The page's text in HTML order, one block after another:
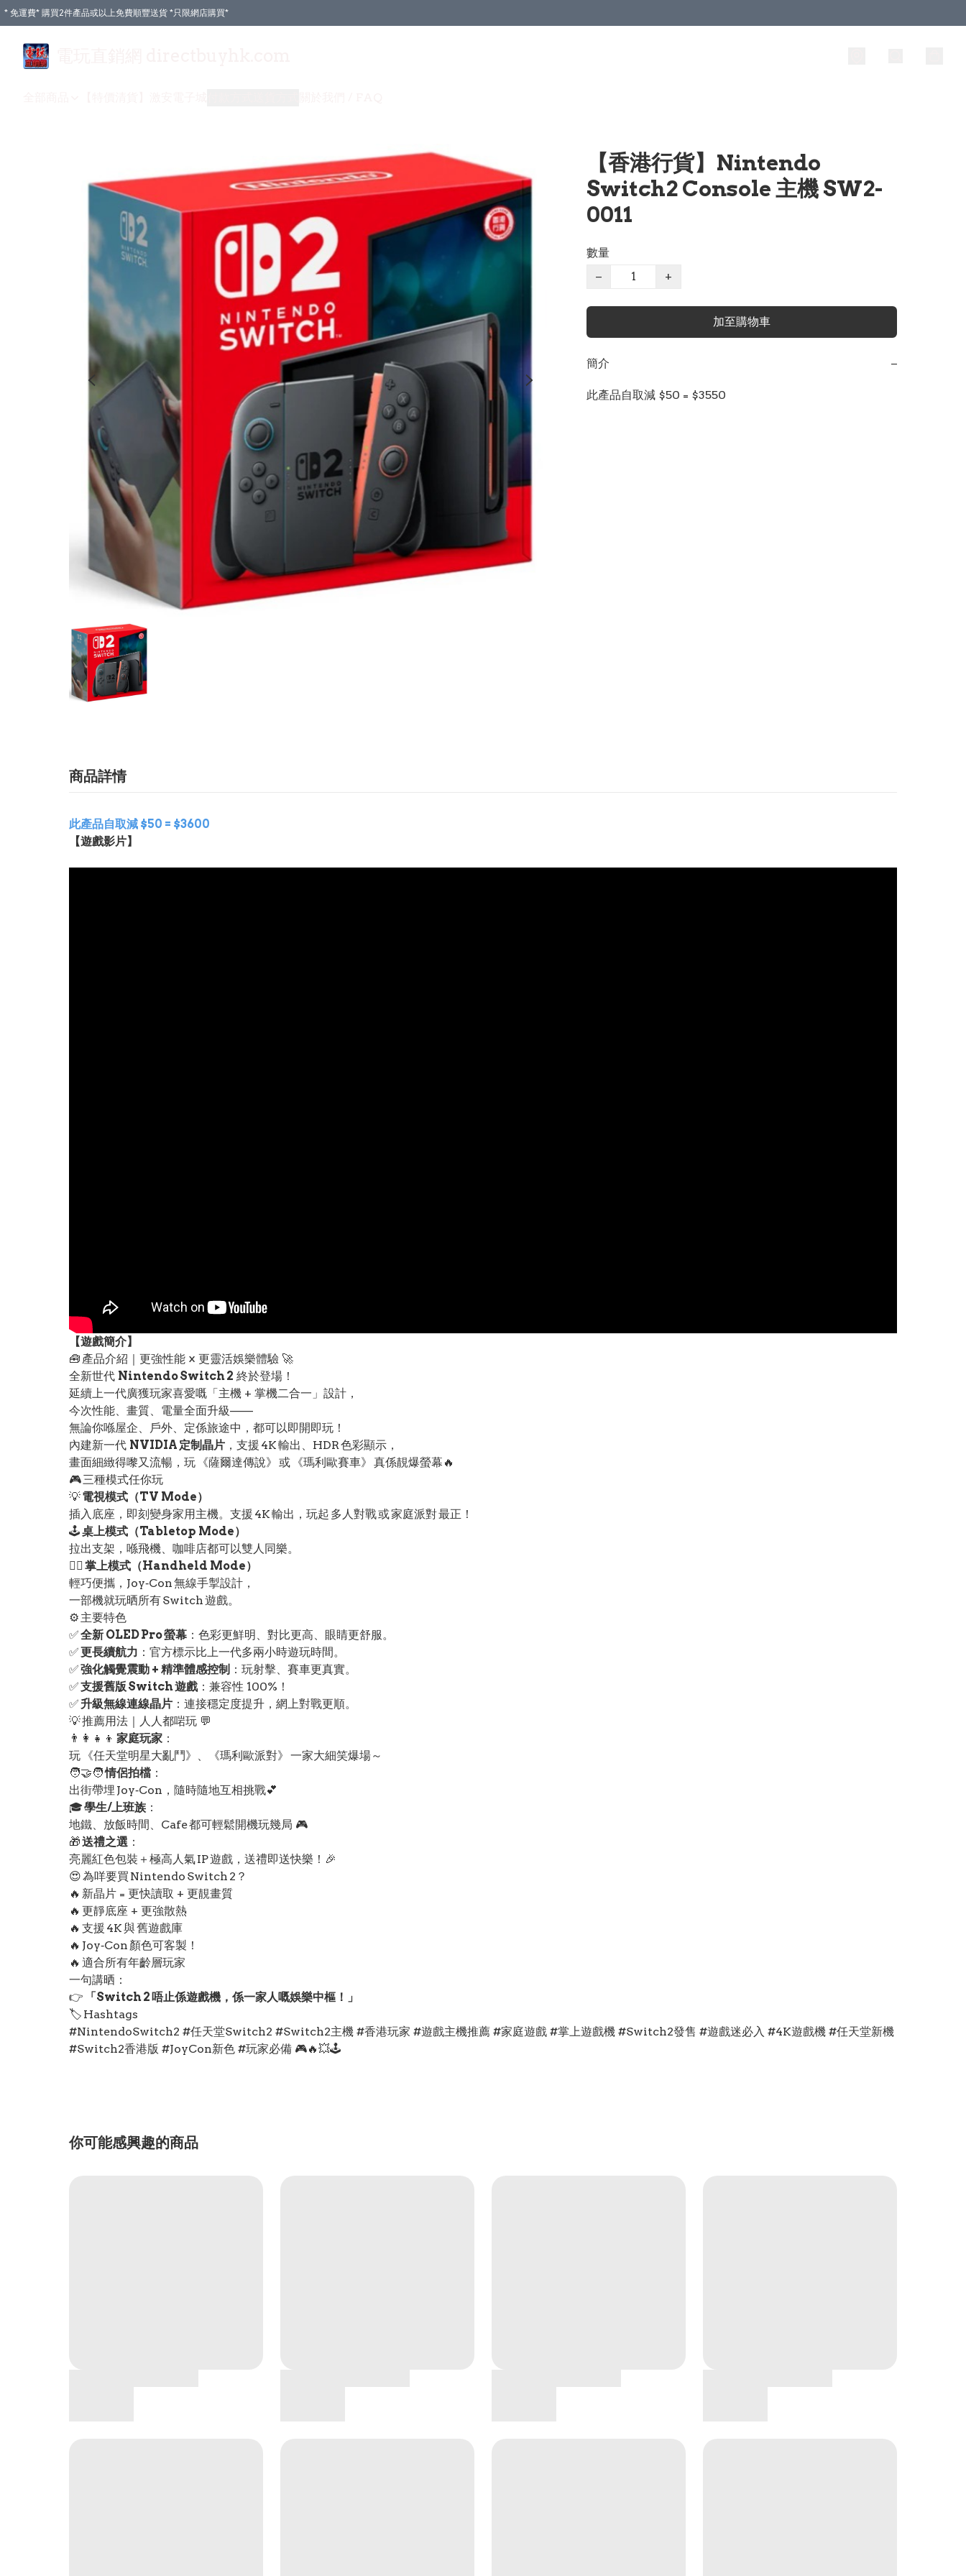
* 免運費* 購買2件產品或以上免費順豐送貨 *只限網店購買*
【香港行貨】Nintendo
Switch2 Console 主機 SW2-
0011
數量
−
+
加至購物車
簡介 −
此產品自取減 $50 = $3550
商品詳情
此產品自取減 $50 = $3600
【遊戲影片】
【遊戲簡介】
🧰 產品介紹｜更強性能 × 更靈活娛樂體驗 🚀
全新世代 Nintendo Switch 2 終於登場！
延續上一代廣獲玩家喜愛嘅「主機 + 掌機二合一」設計，
今次性能、畫質、電量全面升級——
無論你喺屋企、戶外、定係旅途中，都可以即開即玩！
內建新一代 NVIDIA 定制晶片 ，支援 4K 輸出、HDR 色彩顯示，
畫面細緻得嚟又流暢，玩 《薩爾達傳說》 或 《瑪利歐賽車》 真係靚爆螢幕🔥
🎮 三種模式任你玩
💡電視模式（TV Mode）
插入底座，即刻變身家用主機。支援 4K 輸出，玩起 多人對戰 或 家庭派對 最正！
🕹️桌上模式（Tabletop Mode）
拉出支架，喺飛機、咖啡店都可以雙人同樂。
🚶‍♂️ 掌上模式（Handheld Mode）
輕巧便攜，Joy‑Con 無線手掣設計，
一部機就玩晒所有 Switch 遊戲。
⚙️ 主要特色
✅全新 OLED Pro 螢幕 ：色彩更鮮明、對比更高、眼睛更舒服。
✅更長續航力 ：官方標示比上一代多兩小時遊玩時間。
✅強化觸覺震動 + 精準體感控制 ：玩射擊、賽車更真實。
✅支援舊版 Switch 遊戲：兼容性 100%！
✅ 升級無線連線晶片 ：連接穩定度提升，網上對戰更順。
💡 推薦用法｜人人都啱玩 💬
👨‍👩‍👧‍👦 家庭玩家 ：
玩 《任天堂明星大亂鬥》、《瑪利歐派對》 一家大細笑爆場～
🧑‍🤝‍🧑情侶拍檔 ：
出街帶埋 Joy‑Con，隨時隨地互相挑戰💕
🎓學生/上班族 ：
地鐵、放飯時間、Cafe 都可輕鬆開機玩幾局 🎮
🎁送禮之選 ：
亮麗紅色包裝＋極高人氣 IP 遊戲，送禮即送快樂！🎉
😍 為咩要買 Nintendo Switch 2？
🔥 新晶片 = 更快讀取 + 更靚畫質
🔥 更靜底座 + 更強散熱
🔥 支援 4K 與 舊遊戲庫
🔥 Joy‑Con 顏色可客製！
🔥 適合所有年齡層玩家
一句講晒：
👉
「Switch 2 唔止係遊戲機，係一家人嘅娛樂中樞！」
🏷️ Hashtags
#NintendoSwitch2 #任天堂Switch2 #Switch2主機 #香港玩家 #遊戲主機推薦 #家庭遊戲 #掌上遊戲機 #Switch2發售 #遊戲迷必入 #4K遊戲機 #任天堂新機
#Switch2香港版 #JoyCon新色 #玩家必備 🎮🔥💥🕹️
你可能感興趣的商品